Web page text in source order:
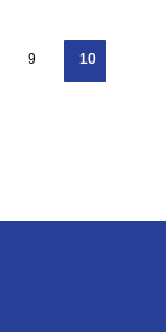
9 10